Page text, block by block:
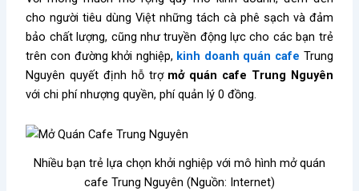
cho người tiêu dùng Việt những tách cà phê sạch và đảm
bảo chất lượng, cũng như truyền động lực cho các bạn trẻ
trên con đường khởi nghiệp, kinh doanh quán cafe Trung
Nguyên quyết định hỗ trợ mở quán cafe Trung Nguyên
với chi phí nhượng quyền, phí quản lý 0 đồng.
Nhiều bạn trẻ lựa chọn khởi nghiệp với mô hình mở quán
cafe Trung Nguyên (Nguồn: Internet)